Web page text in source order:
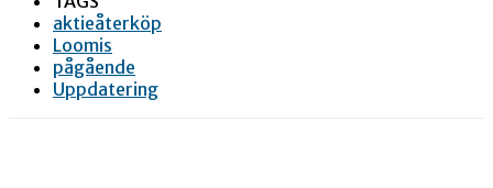
aktieåterköp
Loomis
pågående
Uppdatering